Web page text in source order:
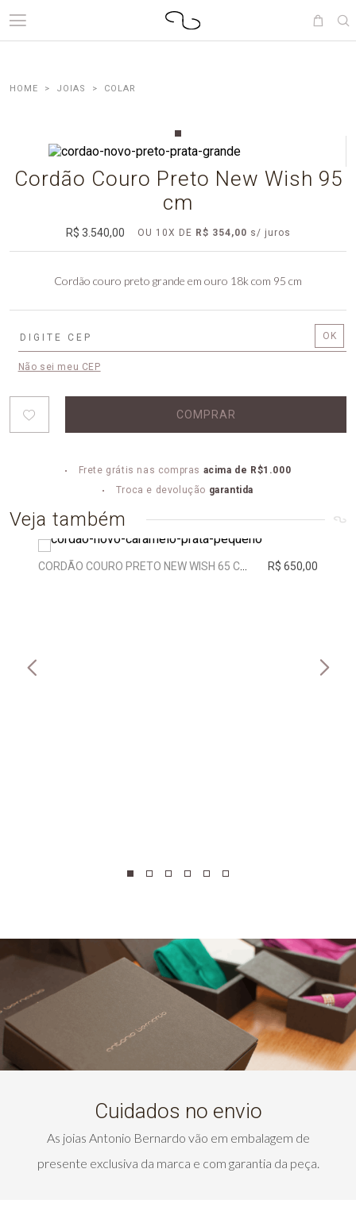
JOIAS COLAR
Cordão Couro Preto New Wish 95
cm
R$ 3.540,00 OU 10X DE R$ 354,00
Cordão couro preto grande em ouro 18k com 95 cm
Não sei meu CEP
COMPRAR
Frete grátis nas compras acima de R$1.000
Troca e devolução garantida
Veja também
R$ 650,00
Cuidados no envio
As joias Antonio Bernardo vão em embalagem de
presente exclusiva da marca e com garantia da peça.